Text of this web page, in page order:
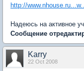
http://
Надеюсь на активное
Сообщение
Karry
22 Oct 2008